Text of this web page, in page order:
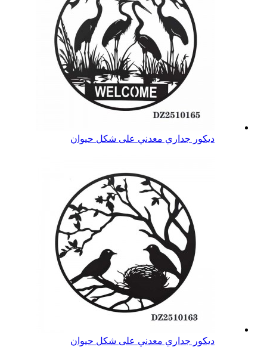
ديكور جداري معدني على شكل حيوان
ديكور جداري معدني على شكل حيوان